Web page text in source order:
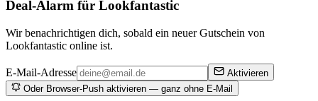
Deal-Alarm für Lookfantastic
Wir benachrichtigen dich, sobald ein neuer Gutschein von
Lookfantastic online ist.
E-Mail-Adresse
Aktivieren
Oder Browser-Push aktivieren — ganz ohne E-Mail